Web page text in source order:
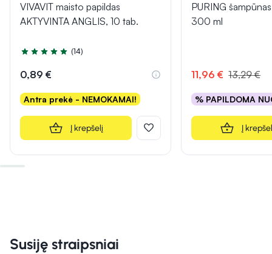
VIVAVIT maisto papildas
AKTYVINTA ANGLIS, 10 tab.
Įvertinimas 5.0 iš 5
(14)
0,89 €
Antra prekė - NEMOKAMAI!
Į krepšelį
PURING
300 ml
11,96 € 13,29 €
% PAPILDOMA
Į
Susiję straipsniai